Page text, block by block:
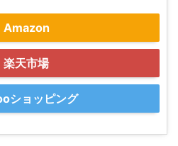
Amazon
楽天市場
ショッピング